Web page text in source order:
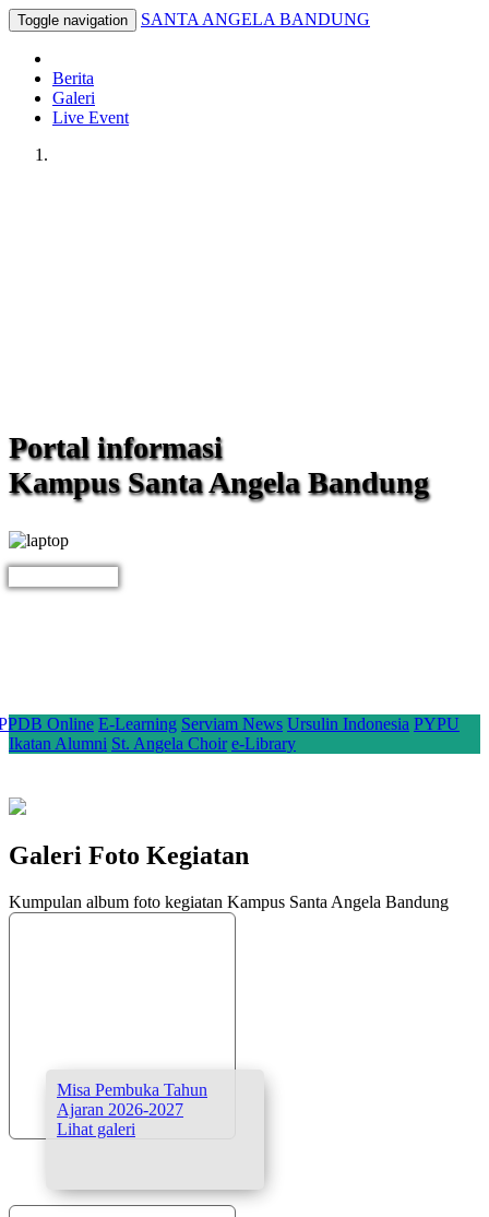
Toggle navigation SANTA ANGELA BANDUNG
Berita
Galeri
Live Event
Portal informasi
Kampus Santa Angela Bandung
Online E-Learning Serviam News Ursulin Indonesia PYPU
Ikatan Alumni St. Angela Choir e-Library
Galeri Foto Kegiatan
Kumpulan album foto kegiatan Kampus Santa Angela Bandung
Misa Pembuka Tahun
Ajaran 2026-2027
Lihat galeri